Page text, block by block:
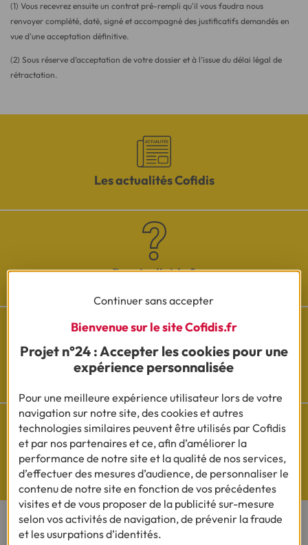
(1) Vous recevrez ensuite un contrat pré-rempli qu'il vous faudra nous
renvoyer complété, daté, signé et accompagné des justificatifs demandés en
vue d'une acceptation définitive.
(2) Sous réserve d’acceptation de votre dossier et à l’issue du délai légal de
rétractation.
Les actualités Cofidis
Besoin d'aide ?
Cofidis sur les
réseaux sociaux
Questions de Budget
Nos études exclusives
CONTACTEZ-NOUS
Continuer sans accepter
Bienvenue sur le site Cofidis.fr
Projet n°24 : Accepter les cookies pour une
expérience personnalisée
Pour une meilleure expérience utilisateur lors de votre
navigation sur notre site, des cookies et autres
technologies similaires peuvent être utilisés par Cofidis
et par nos partenaires et ce, afin d’améliorer la
performance de notre site et la qualité de nos services,
d’effectuer des mesures d’audience, de personnaliser le
contenu de notre site en fonction de vos précédentes
visites et de vous proposer de la publicité sur-mesure
selon vos activités de navigation, de prévenir la fraude
et les usurpations d’identités.